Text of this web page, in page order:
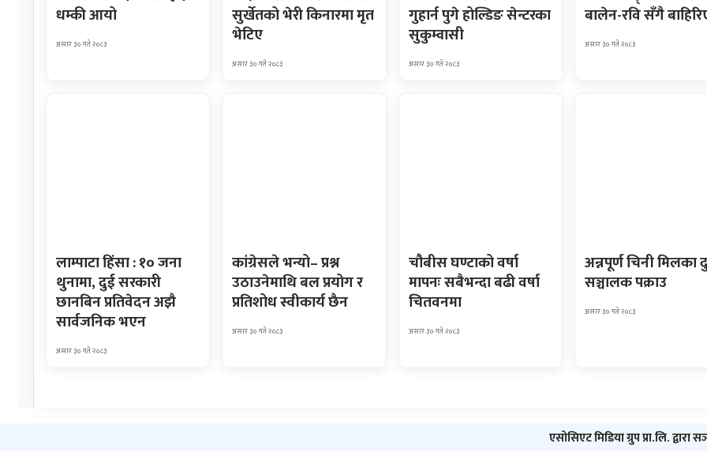
धम्की आयो
असार ३० गते २०८३
सुर्खेतको भेरी किनारमा मृत
भेटिए
असार ३० गते २०८३
गुहार्न पुगे होल्डिङ सेन्टरका
सुकुम्वासी
असार ३० गते २०८३
बालेन-रवि सँगै
असार ३० गते २०८३
लाम्पाटा हिंसा : १० जना
थुनामा, दुई सरकारी
छानबिन प्रतिवेदन अझै
सार्वजनिक भएन
असार ३० गते २०८३
कांग्रेसले भन्यो– प्रश्न
उठाउनेमाथि बल प्रयोग र
प्रतिशोध स्वीकार्य छैन
असार ३० गते २०८३
चौबीस घण्टाको वर्षा
मापनः सबैभन्दा बढी वर्षा
चितवनमा
असार ३० गते २०८३
अन्नपूर्ण चिनी मिलका
सञ्चालक पक्राउ
असार ३० गते २०८३
एसोसिएट मिडिया ग्रुप प्रा.लि. द्वारा